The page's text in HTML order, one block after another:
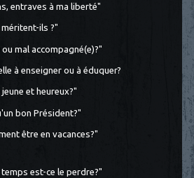
entraves à ma liberté"
ils ?"
mal accompagné(e)?"
à enseigner ou à éduquer?
et heureux?"
bon Président?"
être en vacances?"
est-ce le perdre?"